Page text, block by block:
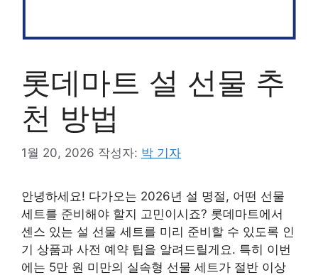
롯데마트 설 선물 추
천 방법
1월 20, 2026 작성자: 박 기자
안녕하세요! 다가오는 2026년 설 명절, 어떤 선물
세트를 준비해야 할지 고민이시죠? 롯데마트에서
센스 있는 설 선물 세트를 미리 준비할 수 있도록 인
기 상품과 사전 예약 팁을 알려드릴게요. 특히 이번
에는 5만 원 미만의 실속형 선물 세트가 절반 이상